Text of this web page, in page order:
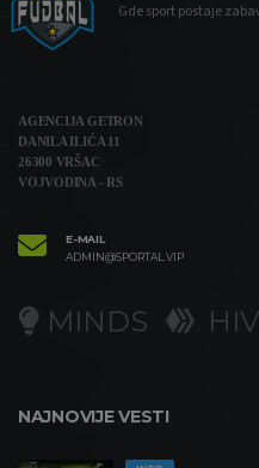
Gde sport postaje
AGENCIJA GETRON
DANILA ILIĆA 11
26300 VRŠAC
VOJVODINA - RS
E-MAIL
ADMIN@SPORTAL.VIP
MINDS
NAJNOVIJE VESTI